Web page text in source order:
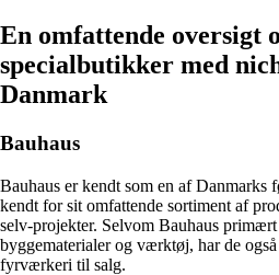
En omfattende oversigt
specialbutikker med
Danmark
Bauhaus
Bauhaus er kendt som en af Danmarks
kendt for sit omfattende sortiment af
selv-projekter. Selvom Bauhaus primært
byggematerialer og værktøj, har de
fyrværkeri til salg.